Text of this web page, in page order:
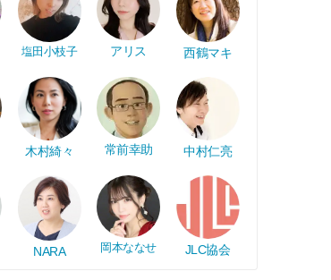
塩田小枝子 アリス 西鶴マキ
木村綺々 常前幸助 中村仁亮
NARA 岡本ななせ JLC協会